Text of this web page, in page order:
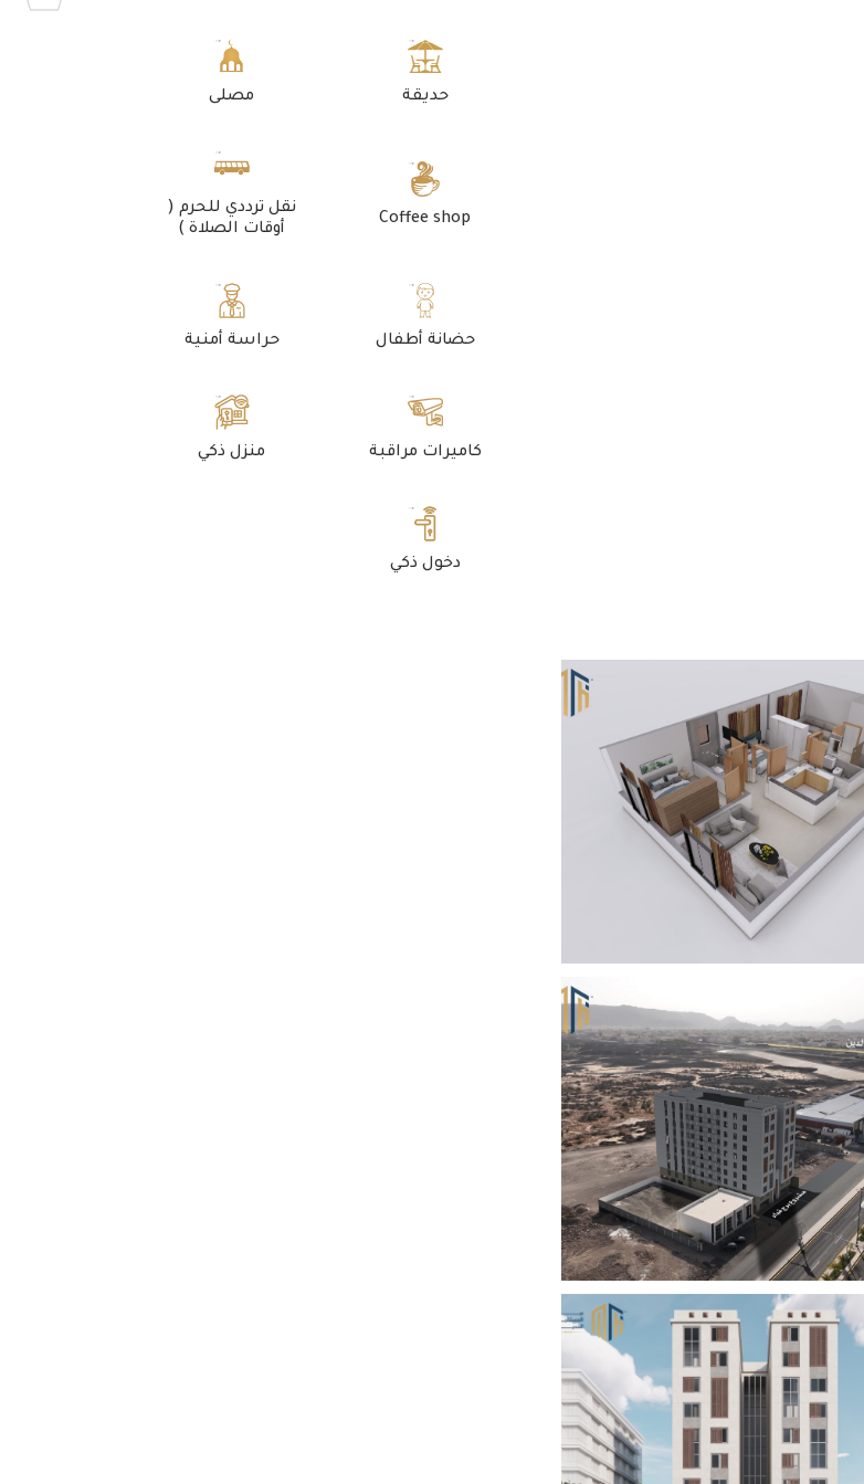
حديقة مصلى
Coffee shop
نقل ترددي للحرم (
أوقات الصلاة )
حضانة أطفال حراسة أمنية
كاميرات مراقبة منزل ذكي
دخول ذكي